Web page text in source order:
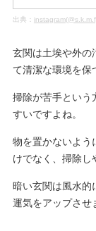
出典：
玄関は土埃や外の
て清潔な環境を保
掃除が苦手という
すいですよね。
物を置かないよう
けでなく、掃除し
暗い玄関は風水的
運気をアップさせ